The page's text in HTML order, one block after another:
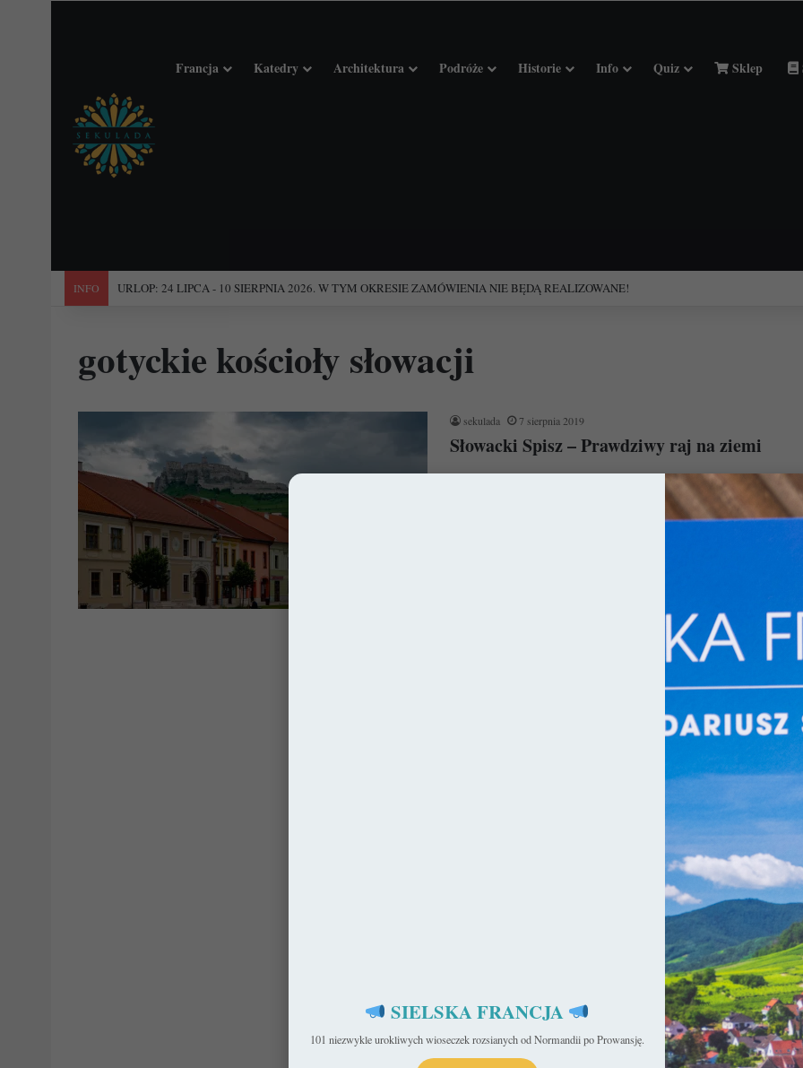
Francja Katedry Architektura Podróże Historie Info Quiz Sklep
INFO "Święta Francja". Przewodnik po 101 średniowiecznych kościołach Francji.
gotyckie kościoły słowacji
sekulada 7 sierpnia 2019
Słowacki Spisz – Prawdziwy raj na ziemi
Słowacki Spisz ma w sobie coś z raju. Ale nie jest to turkusowa
toń wody, ani bezkresne połacie aksamitnego piasku.…
SIELSKA FRANCJA
101 niezwykle urokliwych wioseczek rozsianych od Normandii po Prowansję.